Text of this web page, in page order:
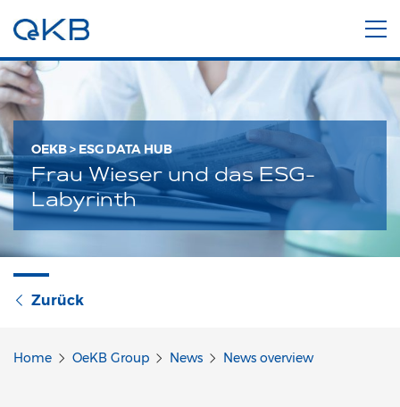
OEKB > ESG DATA HUB
Frau Wieser und das ESG-
Labyrinth
Zurück
Home OeKB Group News News overview